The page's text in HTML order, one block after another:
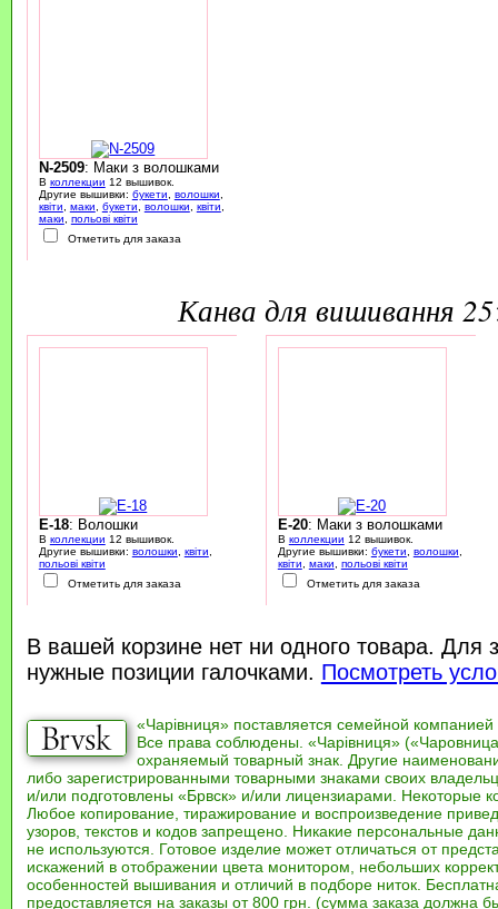
N-2509: Маки з волошками
В коллекции 12 вышивок.
Другие вышивки: букети волошки
квіти
маки букети волошки квіти
маки
польові квіти
Отметить для заказа
канва для вишивання
E-18: Волошки
В коллекции 12 вышивок.
Другие вышивки: волошки квіти
польові квіти
Отметить для заказа
E-20: Маки з волошками
В коллекции 12 вышивок.
Другие вышивки: букети волошки
квіти
маки
польові квіти
Отметить для заказа
В вашей корзине нет ни одного товара. Для
нужные позиции галочками. Посмотреть
«Чарівниця» поставляется семейной компанией
Все права соблюдены. «Чарівниця»
охраняемый товарный знак. Другие
либо зарегистрированными товарными знаками своих
и/или подготовлены «Брвск» и/или лицензиарами. Некоторые
Любое копирование, тиражирование и воспроизведение
узоров, текстов и кодов запрещено. Никакие персональные
не используются. Готовое изделие может отличаться от
искажений в отображении цвета монитором, небольших
особенностей вышивания и отличий в подборе ниток.
предоставляется на заказы от 800 грн. (сумма заказа должна